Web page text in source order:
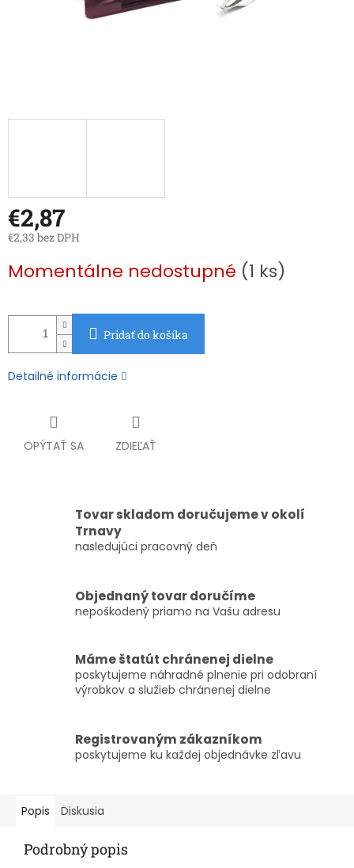
€2,87
€2,33 bez DPH
cena:
Momentálne nedostupné (1 ks)
Pridať do košíka
Detailné informácie
OPÝTAŤ SA ZDIEĽAŤ
Tovar skladom doručujeme v okolí
Trnavy
nasledujúci pracovný deň
Objednaný tovar doručíme
nepoškodený priamo na Vašu adresu
Máme štatút chránenej dielne
poskytujeme náhradné plnenie pri odobraní
výrobkov a služieb chránenej dielne
Registrovaným zákazníkom
poskytujeme ku každej objednávke zľavu
Popis Diskusia
Podrobný popis